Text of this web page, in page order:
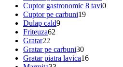
Cuptor gastronomic 8 tavi0
Cuptor pe carbuni19
Dulap cald9
Friteuza62
Gratar22
Gratar pe carbuni30
Gratar piatra lavica16